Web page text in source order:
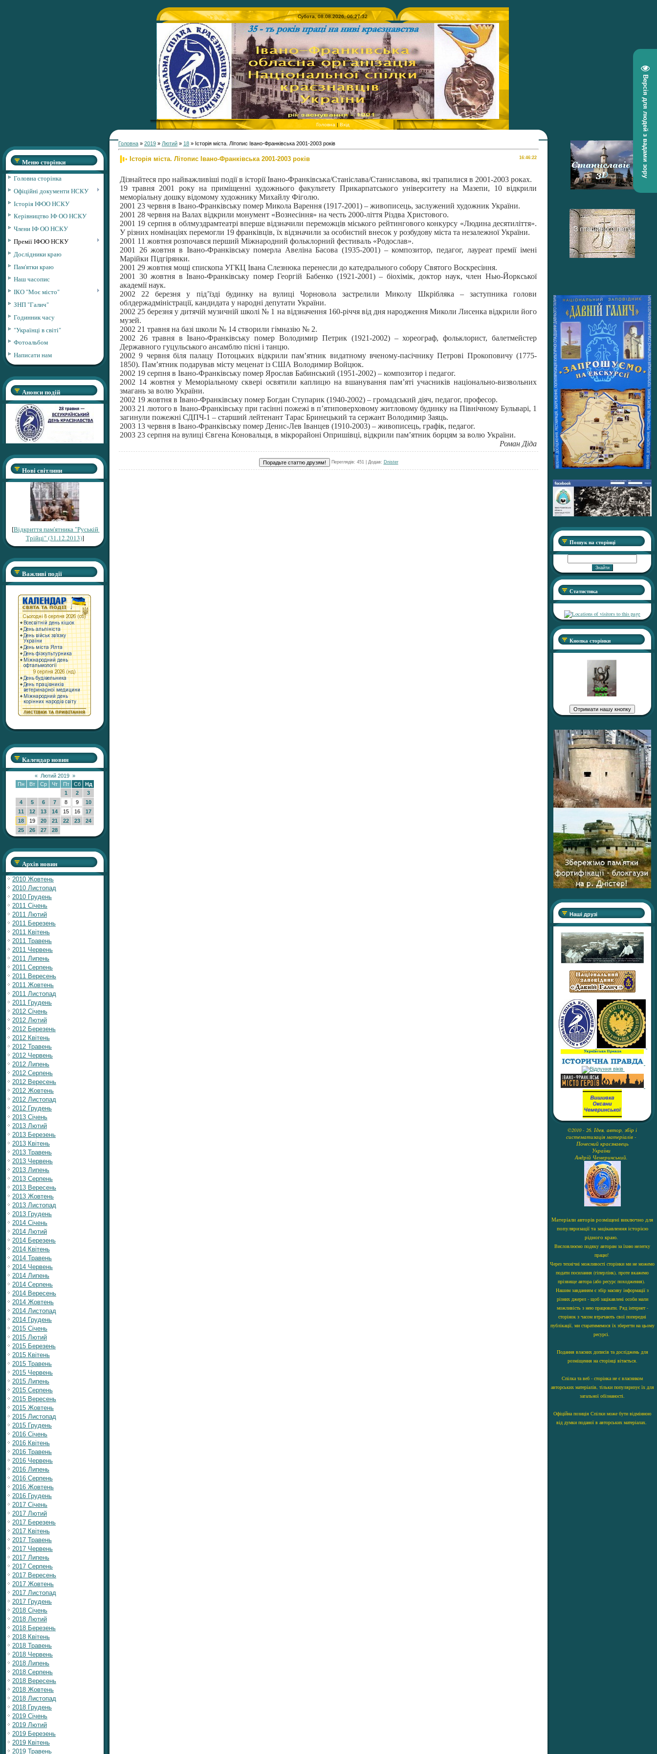
Версія для людей з вадами зору
Субота, 08.08.2026, 06:27:32
Головна | Вхід
Меню сторінки
Головна сторінка
Офіційні документи НСКУ
Історія ІФОО НСКУ
Керівництво ІФ ОО НСКУ
Члени ІФ ОО НСКУ
Премії ІФОО НСКУ
Дослідники краю
Пам'ятки краю
Наш часопис
ІКО "Моє місто"
ЗНП "Галич"
Годинник часу
"Українці в світі"
Фотоальбом
Написати нам
Анонси подій
Нові світлини
[Відкриття пам'ятника "Руській
Трійці" (31.12.2013)]
Важливі події
Календар новин
« Лютий 2019 »
Пн
Вт Ср Чт Пт Сб
Нд
1
2
3
4
5 6 7 8 9
10
11
12 13 14 15 16
17
18
19 20 21 22 23
24
25
26 27 28
Архів новин
2010 Жовтень
2010 Листопад
2010 Грудень
2011 Січень
2011 Лютий
2011 Березень
2011 Квітень
2011 Травень
2011 Червень
2011 Липень
2011 Серпень
2011 Вересень
2011 Жовтень
2011 Листопад
2011 Грудень
2012 Січень
2012 Лютий
2012 Березень
2012 Квітень
2012 Травень
2012 Червень
2012 Липень
2012 Серпень
2012 Вересень
2012 Жовтень
2012 Листопад
2012 Грудень
2013 Січень
2013 Лютий
2013 Березень
2013 Квітень
2013 Травень
2013 Червень
2013 Липень
2013 Серпень
2013 Вересень
2013 Жовтень
2013 Листопад
2013 Грудень
2014 Січень
2014 Лютий
2014 Березень
2014 Квітень
2014 Травень
2014 Червень
2014 Липень
2014 Серпень
2014 Вересень
2014 Жовтень
2014 Листопад
2014 Грудень
2015 Січень
2015 Лютий
2015 Березень
2015 Квітень
2015 Травень
2015 Червень
2015 Липень
2015 Серпень
2015 Вересень
2015 Жовтень
2015 Листопад
2015 Грудень
2016 Січень
2016 Квітень
2016 Травень
2016 Червень
2016 Липень
2016 Серпень
2016 Жовтень
2016 Грудень
2017 Січень
2017 Лютий
2017 Березень
2017 Квітень
2017 Травень
2017 Червень
2017 Липень
2017 Серпень
2017 Вересень
2017 Жовтень
2017 Листопад
2017 Грудень
2018 Січень
2018 Лютий
2018 Березень
2018 Квітень
2018 Травень
2018 Червень
2018 Липень
2018 Серпень
2018 Вересень
2018 Жовтень
2018 Листопад
2018 Грудень
2019 Січень
2019 Лютий
2019 Березень
2019 Квітень
2019 Травень
Головна » 2019 » Лютий » 18 » Історія міста. Літопис Івано-Франківська 2001-2003 років
Історія міста. Літопис Івано-Франківська 2001-2003 років
Дізнайтеся про найважливіші події в історії Івано-Франківська/Станіслава/Станиславова, які трапилися в 2001-2003 роках.
19 травня 2001 року на приміщенні художнього факультету Прикарпатського університету на Мазепи, 10 відкрили
меморіальну дошку відомому художнику Михайлу Фіголю.
2001 23 червня в Івано-Франківську помер Микола Варення (1917-2001) – живописець, заслужений художник України.
2001 28 червня на Валах відкрили монумент «Вознесіння» на честь 2000-ліття Різдва Христового.
2001 19 серпня в облмуздрамтеатрі вперше відзначили переможців міського рейтингового конкурсу «Людина десятиліття».
У різних номінаціях перемогли 19 франківців, їх відзначили за особистий внесок у розбудову міста та незалежної України.
2001 11 жовтня розпочався перший Міжнародний фольклорний фестиваль «Родослав».
2001 26 жовтня в Івано-Франківську померла Авеліна Басова (1935-2001) – композитор, педагог, лауреат премії імені
Марійки Підгірянки.
2001 29 жовтня мощі єпископа УГКЦ Івана Слезнюка перенесли до катедрального собору Святого Воскресіння.
2001 30 жовтня в Івано-Франківську помер Георгій Бабенко (1921-2001) – біохімік, доктор наук, член Нью-Йоркської
академії наук.
2002 22 березня у під’їзді будинку на вулиці Чорновола застрелили Миколу Шкрібляка – заступника голови
облдержадміністрації, кандидата у народні депутати України.
2002 25 березня у дитячій музичній школі № 1 на відзначення 160-річчя від дня народження Миколи Лисенка відкрили його
музей.
2002 21 травня на базі школи № 14 створили гімназію № 2.
2002 26 травня в Івано-Франківську помер Володимир Петрик (1921-2002) – хореограф, фольклорист, балетмейстер
Державного гуцульського ансамблю пісні і танцю.
2002 9 червня біля палацу Потоцьких відкрили пам’ятник видатному вченому-пасічнику Петрові Прокоповичу (1775-
1850). Пам’ятник подарував місту меценат із США Володимир Войцюк.
2002 19 серпня в Івано-Франківську помер Ярослав Бабинський (1951-2002) – композитор і педагог.
2002 14 жовтня у Меморіальному сквері освятили каплицю на вшанування пам’яті учасників національно-визвольних
змагань за волю України.
2002 19 жовтня в Івано-Франківську помер Богдан Ступарик (1940-2002) – громадський діяч, педагог, професор.
2003 21 лютого в Івано-Франківську при гасінні пожежі в п’ятиповерховому житловому будинку на Північному Бульварі, 1
загинули пожежні СДПЧ-1 – старший лейтенант Тарас Бринецький та сержант Володимир Заяць.
2003 13 червня в Івано-Франківську помер Денис-Лев Іванцев (1910-2003) – живописець, графік, педагог.
2003 23 серпня на вулиці Євгена Коновальця, в мікрорайоні Опришівці, відкрили пам’ятник борцям за волю України.
Роман Діда
Переглядів: 451 | Додав: Dnister
Пошук на сторінці
Статистика
Кнопка сторінки
Наші друзі
©2010 - 26. Ідея, автор, збір і
систематизація матеріалів -
Почесний краєзнавець
України
Андрій Чемеринський.
Матеріали авторів розміщені виключно для
популяризації та зацікавлення історією
рідного краю.
Висловлюємо подяку авторам за їхню нелегку
працю!
Через технічні можливості сторінки ми не можемо
подати посилання (гіперлінк), проте вкажемо
прізвище автора (або ресурс походження).
Нашим завданням є збір масиву інформації з
різних джерел - щоб зацікавлені особи мали
можливість з нею працювати. Ряд інтернет -
сторінок з часом втрачають свої попередні
публікації, ми старатимемося їх зберегти на цьому
ресурсі.
Подання власних дописів та досліджень для
розміщення на сторінці вітається.
Спілка та веб - сторінка не є власником
авторських матеріалів, тільки популяризує їх для
загальної обізнаності.
Офіційна позиція Спілки може бути відмінною
від думки поданої в авторських матеріалах.